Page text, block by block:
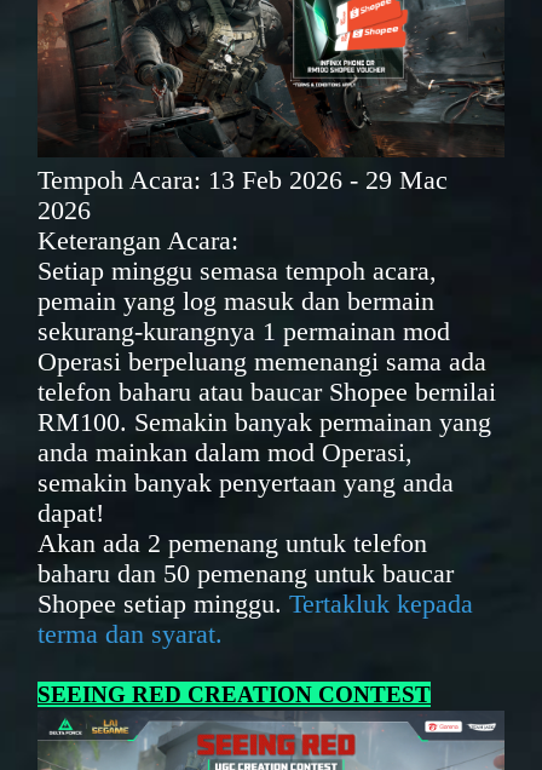
Tempoh Acara: 13 Feb 2026 - 29 Mac
2026
Keterangan Acara:
Setiap minggu semasa tempoh acara,
pemain yang log masuk dan bermain
sekurang-kurangnya 1 permainan mod
Operasi berpeluang memenangi sama ada
telefon baharu atau baucar Shopee bernilai
RM100. Semakin banyak permainan yang
anda mainkan dalam mod Operasi,
semakin banyak penyertaan yang anda
dapat!
Akan ada 2 pemenang untuk telefon
baharu dan 50 pemenang untuk baucar
Shopee setiap minggu.Tertakluk kepada
terma dan syarat.
SEEING RED CREATION CONTEST